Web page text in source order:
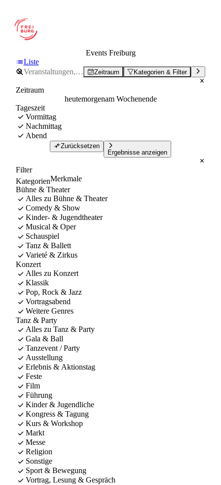
Events Freiburg
Liste
Zeitraum Kategorien & Filter
Zeitraum
heutemorgenam Wochenende
Tageszeit
Vormittag
Nachmittag
Abend
Zurücksetzen
Ergebnisse anzeigen
Filter
KategorienMerkmale
Bühne & Theater
Alles zu Bühne & Theater
Comedy & Show
Kinder- & Jugendtheater
Musical & Oper
Schauspiel
Tanz & Ballett
Varieté & Zirkus
Konzert
Alles zu Konzert
Klassik
Pop, Rock & Jazz
Vortragsabend
Weitere Genres
Tanz & Party
Alles zu Tanz & Party
Gala & Ball
Tanzevent / Party
Ausstellung
Erlebnis & Aktionstag
Feste
Film
Führung
Kinder & Jugendliche
Kongress & Tagung
Kurs & Workshop
Markt
Messe
Religion
Sonstige
Sport & Bewegung
Vortrag, Lesung & Gespräch